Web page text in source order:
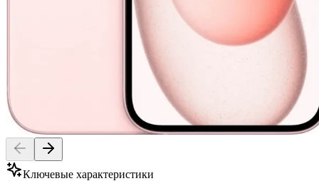
Ключевые характеристики